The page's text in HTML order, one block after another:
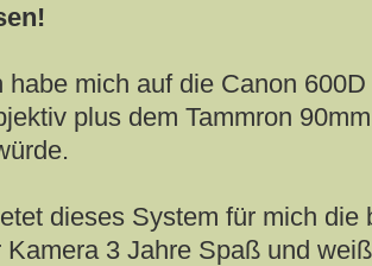
habe mich auf die Canon
plus dem Tammron
dieses System für mich die
Kamera 3 Jahre Spaß und